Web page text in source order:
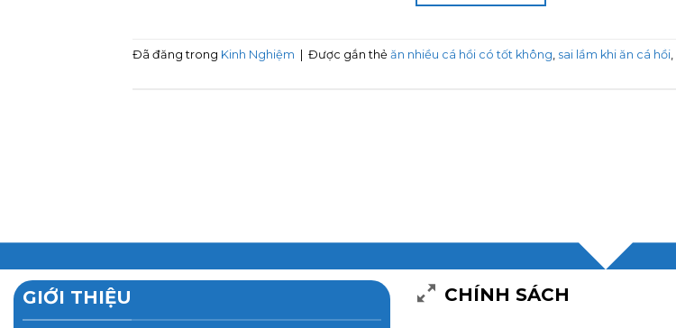
Đã đăng trong Kinh Nghiệm | Được gắn thẻ ăn nhiều cá hồi có tốt không sai lầm khi ăn cá hồi
GIỚI THIỆU CHÍNH SÁCH